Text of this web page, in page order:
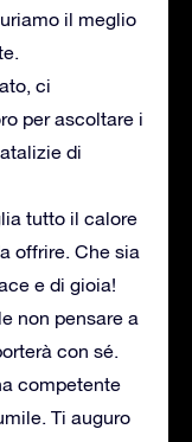
il meglio
ci
per ascoltare i
di
tutto il calore
offrire. Che sia
e di gioia!
non pensare a
con sé.
competente
Ti auguro